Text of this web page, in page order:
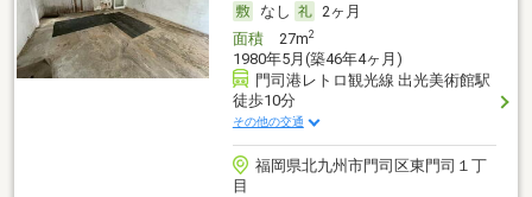
なし
2ヶ月
面積27m2
1980年5月(築46年4ヶ月)
門司港レトロ観光線 出光美術館駅
徒歩10分
その他の交通
福岡県北九州市門司区東門司１丁
目